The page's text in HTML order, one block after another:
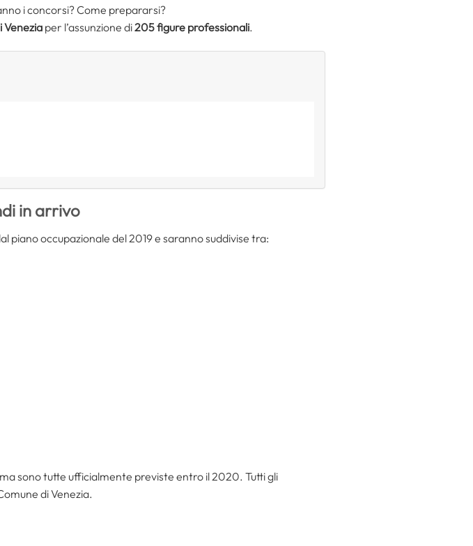
i concorsi? Come prepararsi?
Venezia per l’assunzione di205 figure professionali.
in arrivo
piano occupazionale del 2019 e saranno suddivise tra:
sono tutte ufficialmente previste entro il 2020. Tutti gli
di Venezia.